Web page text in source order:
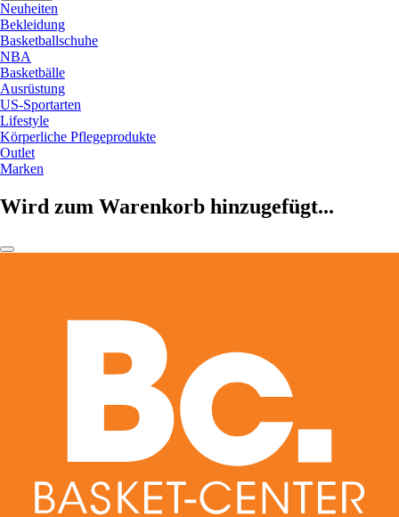
Neuheiten
Bekleidung
Basketballschuhe
NBA
Basketbälle
Ausrüstung
US-Sportarten
Lifestyle
Körperliche Pflegeprodukte
Outlet
Marken
Wird zum Warenkorb hinzugefügt...